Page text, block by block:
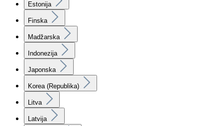
Estonija
Finska
Madžarska
Indonezija
Japonska
Korea (Republika)
Litva
Latvija